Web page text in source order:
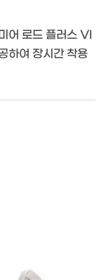
어 로드 플러스 VI
하여 장시간 착용